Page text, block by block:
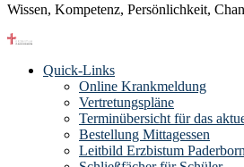
Wissen, Kompetenz, Persönlichkeit,
Quick-Links
Online Krankmeldung
Vertretungspläne
Terminübersicht für das
Bestellung Mittagessen
Leitbild Erzbistum Paderborn